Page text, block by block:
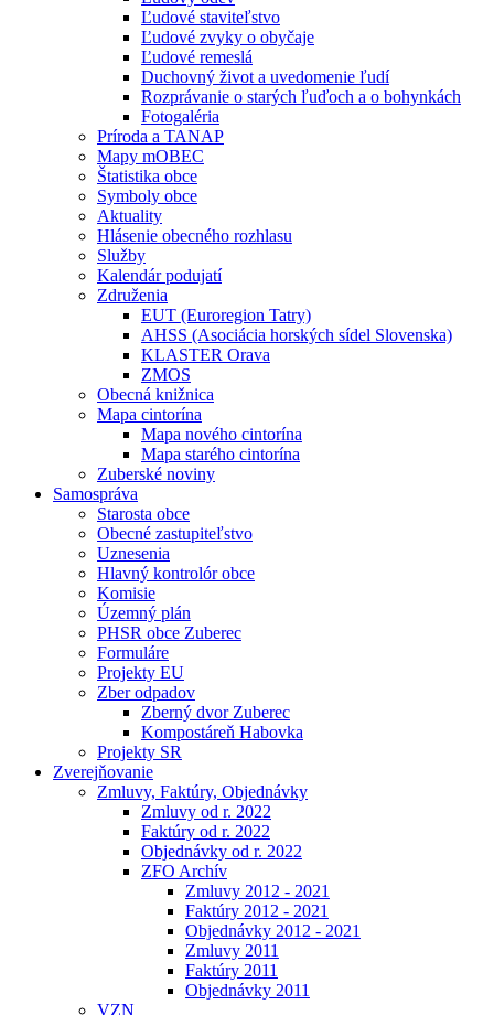
Ľudové staviteľstvo
Ľudové zvyky o obyčaje
Ľudové remeslá
Duchovný život a uvedomenie ľudí
Rozprávanie o starých ľuďoch a o bohynkách
Fotogaléria
Príroda a TANAP
Mapy mOBEC
Štatistika obce
Symboly obce
Aktuality
Hlásenie obecného rozhlasu
Služby
Kalendár podujatí
Združenia
EUT (Euroregion Tatry)
AHSS (Asociácia horských sídel Slovenska)
KLASTER Orava
ZMOS
Obecná knižnica
Mapa cintorína
Mapa nového cintorína
Mapa starého cintorína
Zuberské noviny
Samospráva
Starosta obce
Obecné zastupiteľstvo
Uznesenia
Hlavný kontrolór obce
Komisie
Územný plán
PHSR obce Zuberec
Formuláre
Projekty EU
Zber odpadov
Zberný dvor Zuberec
Kompostáreň Habovka
Projekty SR
Zverejňovanie
Zmluvy, Faktúry, Objednávky
Zmluvy od r. 2022
Faktúry od r. 2022
Objednávky od r. 2022
ZFO Archív
Zmluvy 2012 - 2021
Faktúry 2012 - 2021
Objednávky 2012 - 2021
Zmluvy 2011
Faktúry 2011
Objednávky 2011
VZN